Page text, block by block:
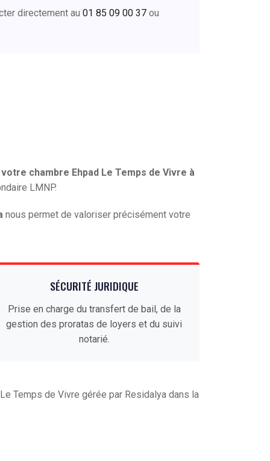
directement au 01 85 09 00 37 ou
chambre Ehpad Le Temps de Vivre à
LMNP.
nous permet de valoriser précisément votre
SÉCURITÉ JURIDIQUE
Prise en charge du transfert de bail, de la
gestion des proratas de loyers et du suivi
notarié.
Temps de Vivre gérée par Residalya dans la